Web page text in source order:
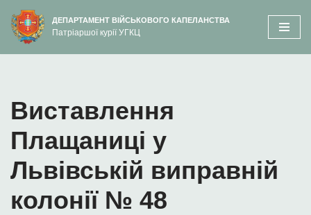
вмісту
Перейти
до
ДЕПАРТАМЕНТ ВІЙСЬКОВОГО КАПЕЛАНСТВА
Патріаршої курії УГКЦ
Виставлення
Плащаниці у
Львівській виправній
колонії № 48